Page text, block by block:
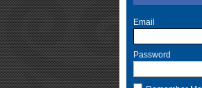
Email
Password